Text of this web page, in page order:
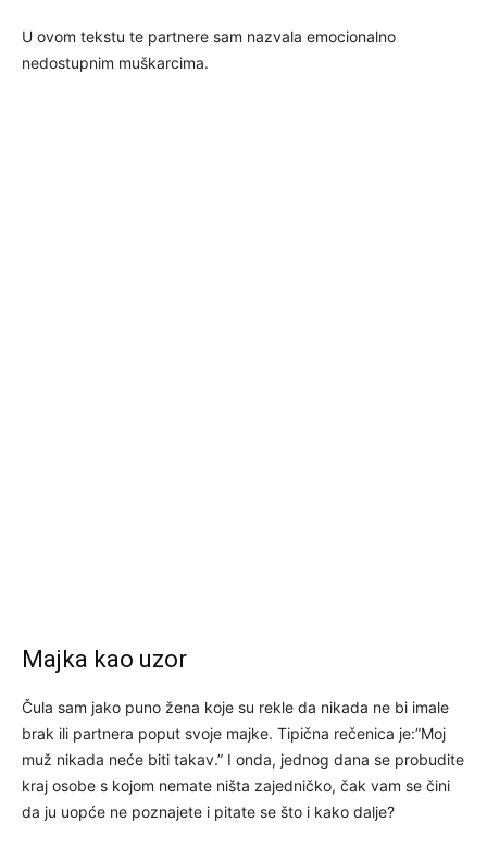
U ovom tekstu te partnere sam nazvala emocionalno
nedostupnim muškarcima.
Majka kao uzor
Čula sam jako puno žena koje su rekle da nikada ne bi imale
brak ili partnera poput svoje majke. Tipična rečenica je:”Moj
muž nikada neće biti takav.” I onda, jednog dana se probudite
kraj osobe s kojom nemate ništa zajedničko, čak vam se čini
da ju uopće ne poznajete i pitate se što i kako dalje?